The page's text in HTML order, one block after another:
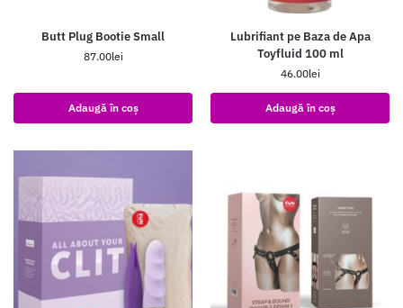
Butt Plug Bootie Small
87.00lei
Adaugă în coș
Lubrifiant pe Baza de Apa
Toyfluid 100 ml
46.00lei
Adaugă în coș